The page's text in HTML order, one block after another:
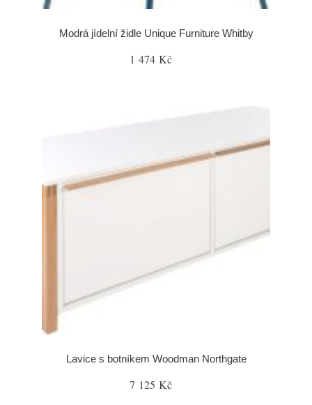
Modrá jídelní židle Unique Furniture Whitby
1 474 Kč
Lavice s botníkem Woodman Northgate
7 125 Kč